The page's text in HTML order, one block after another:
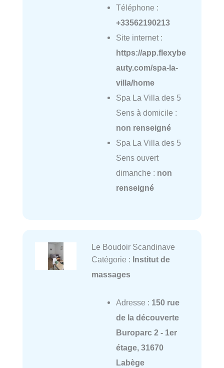
Téléphone :
+33562190213
Site internet :
https://app.flexybe
auty.com/spa-la-
villa/home
Spa La Villa des 5
Sens à domicile :
non renseigné
Spa La Villa des 5
Sens ouvert
dimanche : non
renseigné
Le Boudoir Scandinave
Catégorie : Institut de
massages
Adresse : 150 rue
de la découverte
Buroparc 2 - 1er
étage, 31670
Labège